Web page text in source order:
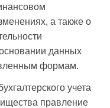
а также о
данных
формам.
учета
правление